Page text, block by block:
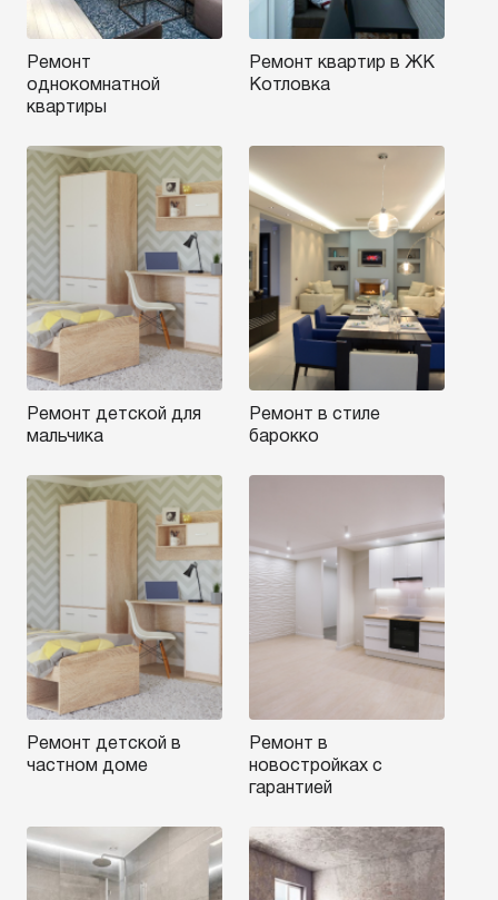
Ремонт
однокомнатной
квартиры
Ремонт квартир в ЖК
Котловка
Ремонт детской для
мальчика
Ремонт в стиле
барокко
Ремонт детской в
частном доме
Ремонт в
новостройках с
гарантией